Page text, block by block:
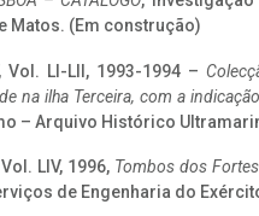
Matos. (Em construção)
Vol. LI-LII, 1993-1994 –
na ilha Terceira, com a
– Arquivo Histórico
LIV, 1996, Tombos dos
de Engenharia do